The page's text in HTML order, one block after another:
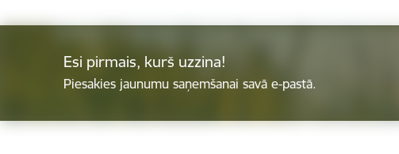
Esi pirmais, kurš uzzina!
Piesakies jaunumu saņemšanai savā e-pastā.